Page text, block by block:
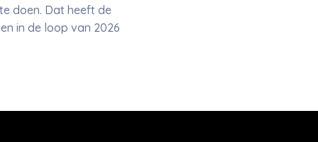
doen. Dat heeft de
in de loop van 2026